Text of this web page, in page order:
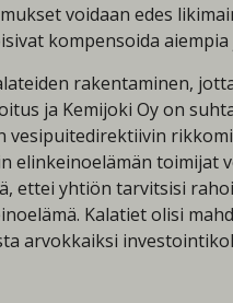
voidaan edes
kompensoida
rakentaminen,
ja Kemijoki Oy on
vesipuitedirektiivin
toimijat
ettei yhtiön tarvitsisi
Kalatiet olisi
arvokkaiksi